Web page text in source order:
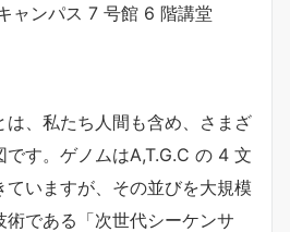
ャンパス 7 号館 6 階講堂
は、私たち人間も含め、さまざ
です。ゲノムはA,T.G.C の 4 文
いますが、その並びを大規模
である「次世代シーケンサ